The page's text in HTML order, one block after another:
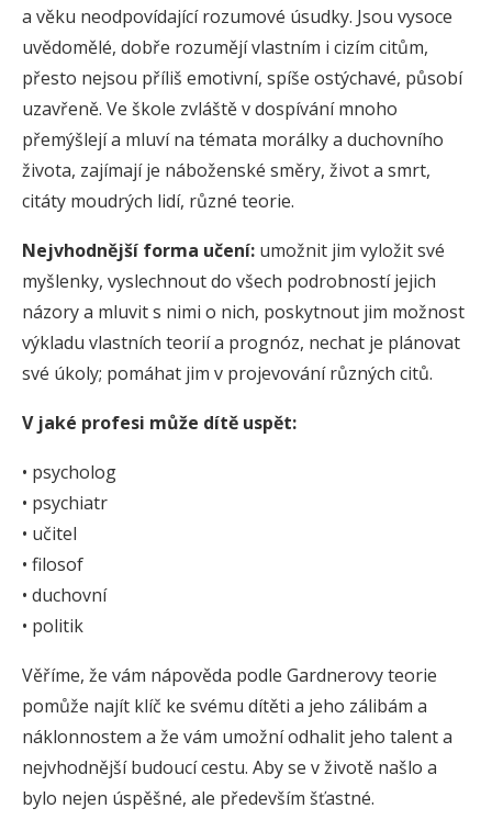
a věku neodpovídající rozumové úsudky. Jsou vysoce
uvědomělé, dobře rozumějí vlastním i cizím citům,
přesto nejsou příliš emotivní, spíše ostýchavé, působí
uzavřeně. Ve škole zvláště v dospívání mnoho
přemýšlejí a mluví na témata morálky a duchovního
života, zajímají je náboženské směry, život a smrt,
citáty moudrých lidí, různé teorie.
Nejvhodnější forma učení: umožnit jim vyložit své
myšlenky, vyslechnout do všech podrobností jejich
názory a mluvit s nimi o nich, poskytnout jim možnost
výkladu vlastních teorií a prognóz, nechat je plánovat
své úkoly; pomáhat jim v projevování různých citů.
V jaké profesi může dítě uspět:
• psycholog
• psychiatr
• učitel
• filosof
• duchovní
• politik
Věříme, že vám nápověda podle Gardnerovy teorie
pomůže najít klíč ke svému dítěti a jeho zálibám a
náklonnostem a že vám umožní odhalit jeho talent a
nejvhodnější budoucí cestu. Aby se v životě našlo a
bylo nejen úspěšné, ale především šťastné.